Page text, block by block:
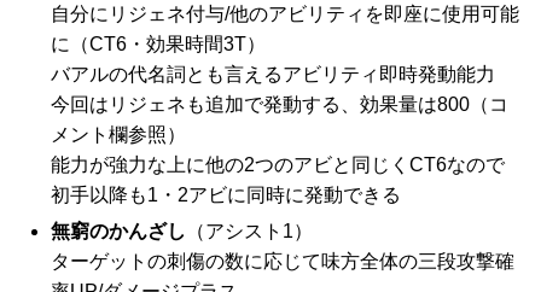
自分にリジェネ付与/他のアビリティを即座に使用可能
に（CT6・効果時間3T）
バアルの代名詞とも言えるアビリティ即時発動能力
今回はリジェネも追加で発動する、効果量は800（コ
メント欄参照）
能力が強力な上に他の2つのアビと同じくCT6なので
初手以降も1・2アビに同時に発動できる
無窮のかんざし
（アシスト1）
ターゲットの刺傷の数に応じて味方全体の三段攻撃確